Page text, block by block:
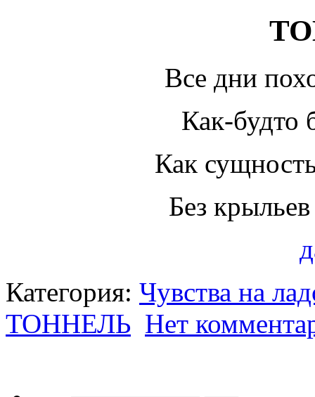
Все дни
Как-будто
Как
Без
Категория: Чувства на
ТОННЕЛЬ Нет